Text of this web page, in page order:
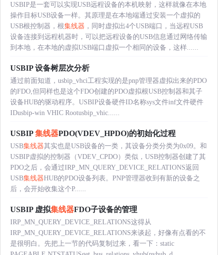
USBIP是一套可以实现USB远程设备的本机映射，这样就像在本地
操作目标USB设备一样。其原理是在本地端通过安装一个虚拟的
USB根控制器，根集线器 ，同时虚拟出4个USB端口，当远程USB
设备连接到远程机器时，可以把远程设备的USB信息通过网络传输
到本地，在本地的虚拟USB端口虚拟一个相同的设备，这样......
USBIP 设备树层次分析
通过前面知道，usbip_vhci工程实现的是pnp管理器虚拟出来的PDO
的FDO,但同样也是这个FDO创建的PDO虚拟根USB控制器和其子
设备HUB的驱动程序。USBIP设备硬件ID名称sys文件inf文件硬件
IDusbip-win VHIC Rootusbip_vhic......
USBIP集线器PDO(VDEV_HPDO)的初始化过程
USB集线器其实也是USB设备的一类，其设备分类分类为0x09。和
USBIP虚拟的控制器（VDEV_CPDO）类似，USB控制器创建了其
PDO之后，会通过IRP_MN_QUERY_DEVICE_RELATIONS返回
USB集线器HUB的PDO设备列表。PNP管理器收到有新的设备之
后，会开始收集这个P......
USBIP 虚拟集线器FDO子设备的管理
IRP_MN_QUERY_DEVICE_RELATIONS这得从
IRP_MN_QUERY_DEVICE_RELATIONS来谈起，好像有点看的不
是很明白。先把上一节的代码复制过来，看一下：static